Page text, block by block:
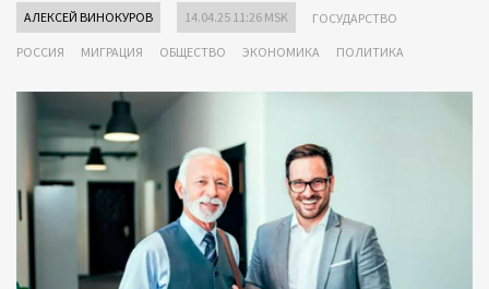
АЛЕКСЕЙ ВИНОКУРОВ 14.04.25 11:26 MSK ГОСУДАРСТВО
РОССИЯ МИГРАЦИЯ ОБЩЕСТВО ЭКОНОМИКА ПОЛИТИКА